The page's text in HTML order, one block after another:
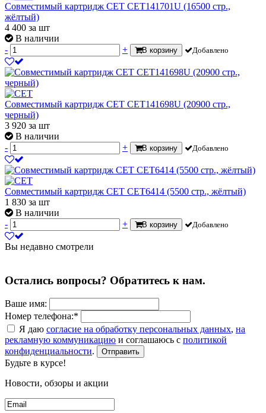
Совместимый картридж CET CET141701U (16500 стр.,
жёлтый)
4 400 за шт
В наличии
-
+ В корзину Добавлено
Совместимый картридж CET CET141698U (20900 стр.,
черный)
3 920 за шт
В наличии
-
+ В корзину Добавлено
Совместимый картридж CET CET6414 (5500 стр., жёлтый)
1 830 за шт
В наличии
-
+ В корзину Добавлено
Вы недавно смотрели
Остались вопросы? Обратитесь к нам.
Ваше имя:
Номер телефона:*
Я даю согласие на обработку персональных данных, на
рекламную коммуникацию и соглашаюсь с политикой
конфиденциальности. Отправить
Будьте в курсе!
Новости, обзоры и акции